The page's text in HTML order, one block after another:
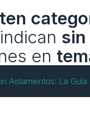
sin
en
Aislamientos: La